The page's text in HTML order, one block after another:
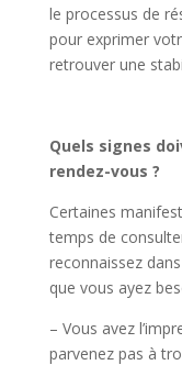
le processus de
pour exprimer
retrouver une
Quels signes
rendez-vous ?
Certaines
temps de
reconnaissez
que vous ayez
– Vous avez
parvenez pas à